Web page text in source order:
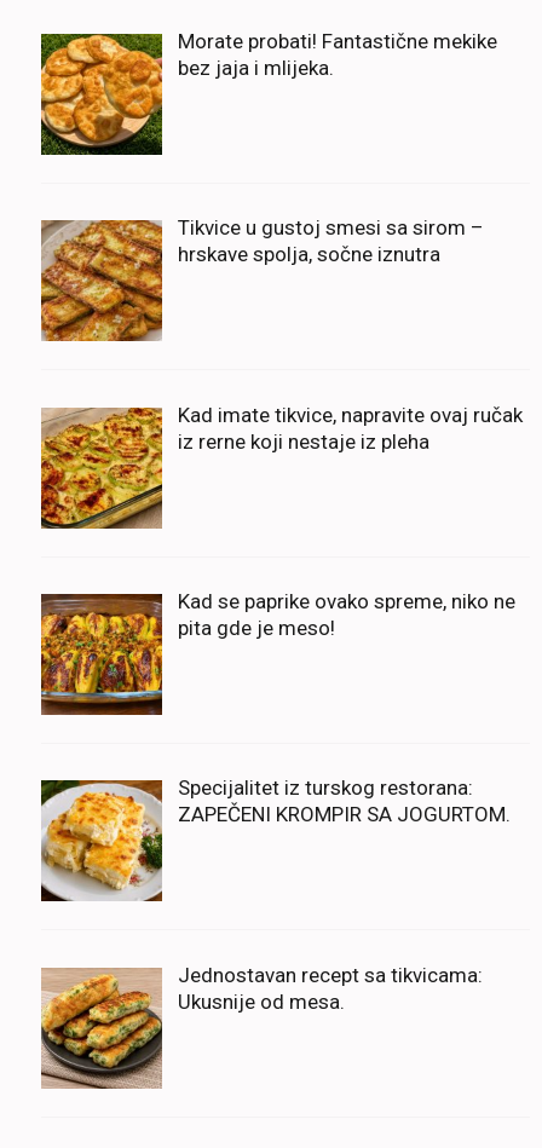
Morate probati! Fantastične mekike
bez jaja i mlijeka.
Tikvice u gustoj smesi sa sirom –
hrskave spolja, sočne iznutra
Kad imate tikvice, napravite ovaj ručak
iz rerne koji nestaje iz pleha
Kad se paprike ovako spreme, niko ne
pita gde je meso!
Specijalitet iz turskog restorana:
ZAPEČENI KROMPIR SA JOGURTOM.
Jednostavan recept sa tikvicama:
Ukusnije od mesa.